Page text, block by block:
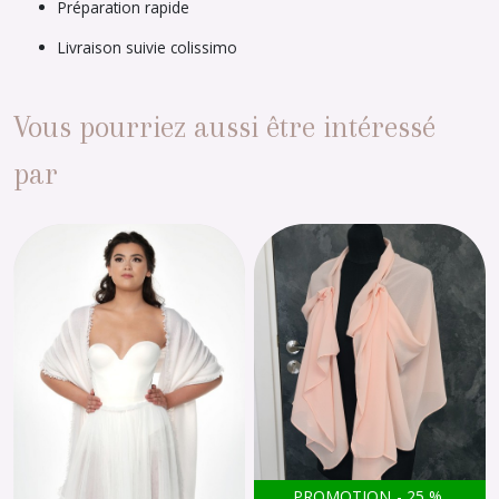
Préparation rapide
Livraison suivie colissimo
Vous pourriez aussi être intéressé
par